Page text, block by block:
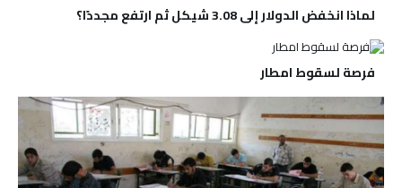
لماذا انخفض الدولار إلى 3.08 شيكل ثم ارتفع مجددًا؟
فرصة لسقوط امطار